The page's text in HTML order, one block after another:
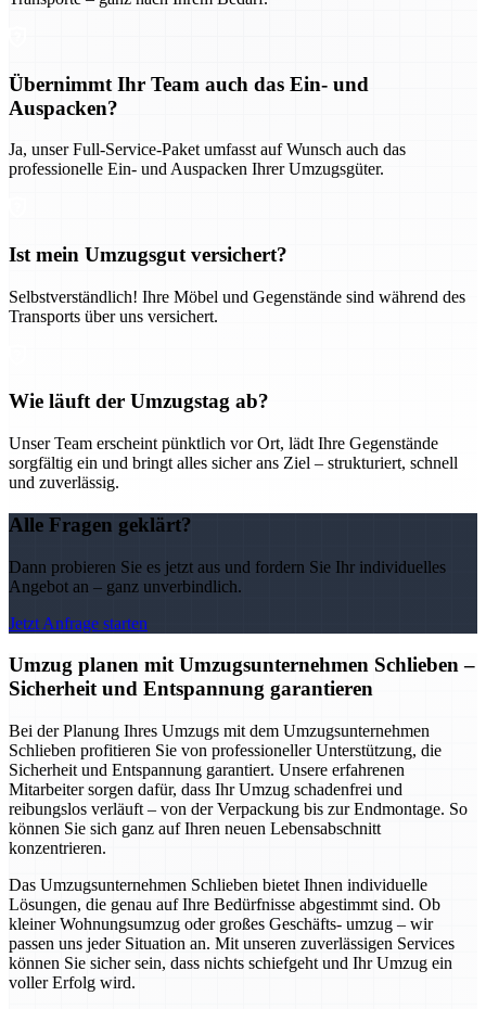
Übernimmt Ihr Team auch das Ein- und
Auspacken?
Ja, unser Full-Service-Paket umfasst auf Wunsch auch das
professionelle Ein- und Auspacken Ihrer Umzugsgüter.
Ist mein Umzugsgut versichert?
Selbstverständlich! Ihre Möbel und Gegenstände sind während des
Transports über uns versichert.
Wie läuft der Umzugstag ab?
Unser Team erscheint pünktlich vor Ort, lädt Ihre Gegenstände
sorgfältig ein und bringt alles sicher ans Ziel – strukturiert, schnell
und zuverlässig.
Alle Fragen geklärt?
Dann probieren Sie es jetzt aus und fordern Sie Ihr individuelles
Angebot an – ganz unverbindlich.
Jetzt Anfrage starten
Umzug planen mit Umzugsunternehmen Schlieben –
Sicherheit und Entspannung garantieren
Bei der Planung Ihres Umzugs mit dem Umzugsunternehmen
Schlieben profitieren Sie von professioneller Unterstützung, die
Sicherheit und Entspannung garantiert. Unsere erfahrenen
Mitarbeiter sorgen dafür, dass Ihr Umzug schadenfrei und
reibungslos verläuft – von der Verpackung bis zur Endmontage. So
können Sie sich ganz auf Ihren neuen Lebensabschnitt
konzentrieren.
Das Umzugsunternehmen Schlieben bietet Ihnen individuelle
Lösungen, die genau auf Ihre Bedürfnisse abgestimmt sind. Ob
kleiner Wohnungsumzug oder großes Geschäfts- umzug – wir
passen uns jeder Situation an. Mit unseren zuverlässigen Services
können Sie sicher sein, dass nichts schiefgeht und Ihr Umzug ein
voller Erfolg wird.